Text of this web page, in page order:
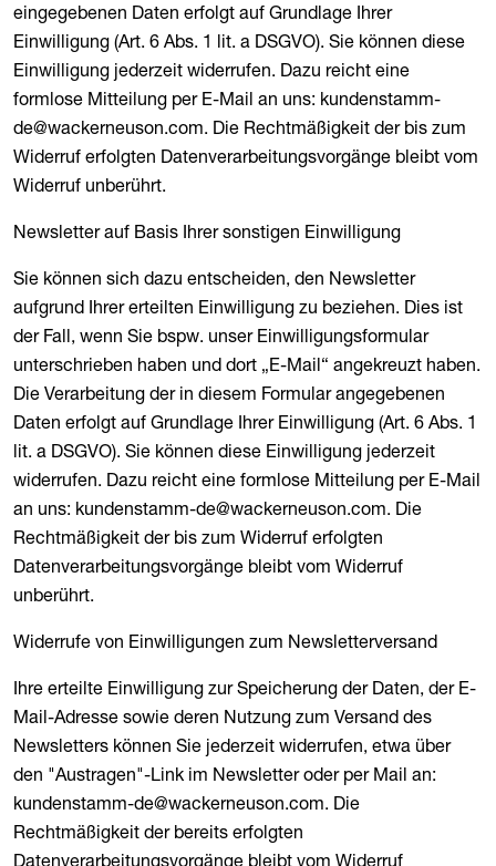
eingegebenen Daten erfolgt auf Grundlage Ihrer
Einwilligung (Art. 6 Abs. 1 lit. a DSGVO). Sie können diese
Einwilligung jederzeit widerrufen. Dazu reicht eine
formlose Mitteilung per E-Mail an uns: kundenstamm-
de@wackerneuson.com. Die Rechtmäßigkeit der bis zum
Widerruf erfolgten Datenverarbeitungsvorgänge bleibt vom
Widerruf unberührt.
Newsletter auf Basis Ihrer sonstigen Einwilligung
Sie können sich dazu entscheiden, den Newsletter
aufgrund Ihrer erteilten Einwilligung zu beziehen. Dies ist
der Fall, wenn Sie bspw. unser Einwilligungsformular
unterschrieben haben und dort „E-Mail“ angekreuzt haben.
Die Verarbeitung der in diesem Formular angegebenen
Daten erfolgt auf Grundlage Ihrer Einwilligung (Art. 6 Abs. 1
lit. a DSGVO). Sie können diese Einwilligung jederzeit
widerrufen. Dazu reicht eine formlose Mitteilung per E-Mail
an uns: kundenstamm-de@wackerneuson.com. Die
Rechtmäßigkeit der bis zum Widerruf erfolgten
Datenverarbeitungsvorgänge bleibt vom Widerruf
unberührt.
Widerrufe von Einwilligungen zum Newsletterversand
Ihre erteilte Einwilligung zur Speicherung der Daten, der E-
Mail-Adresse sowie deren Nutzung zum Versand des
Newsletters können Sie jederzeit widerrufen, etwa über
den "Austragen"-Link im Newsletter oder per Mail an:
kundenstamm-de@wackerneuson.com. Die
Rechtmäßigkeit der bereits erfolgten
Datenverarbeitungsvorgänge bleibt vom Widerruf